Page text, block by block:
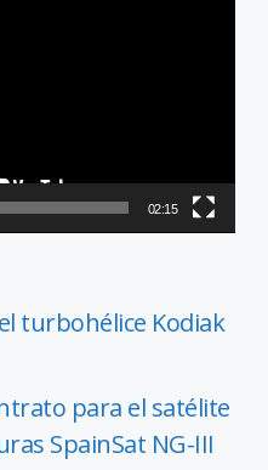
02:15
turbohélice Kodiak
para el satélite
SpainSat NG-III